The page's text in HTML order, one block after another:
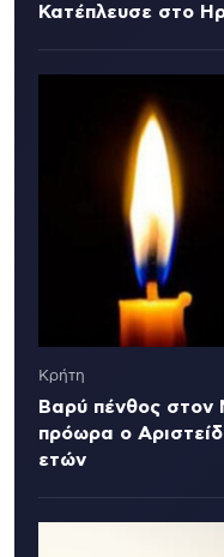
Κατέπλευσε στο
Κρήτη
Βαρύ πένθος στον
πρόωρα ο
ετών